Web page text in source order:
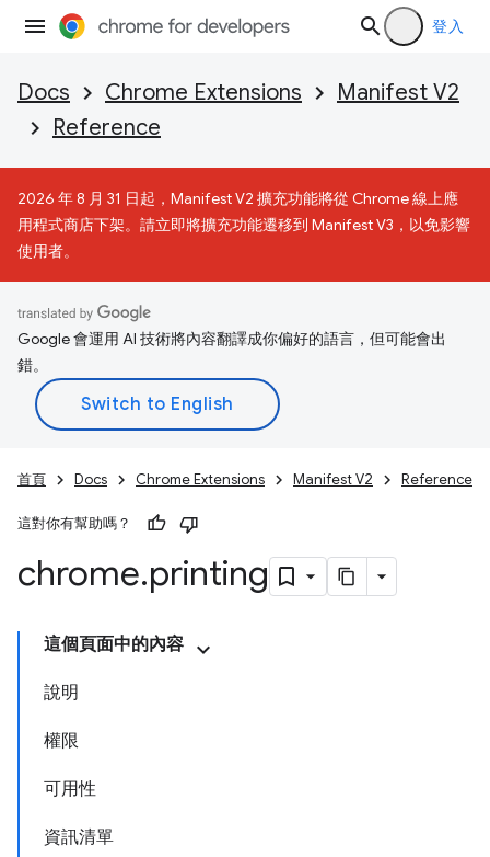
登入
Docs Chrome Extensions
Manifest V2
Reference
2026 年 8 月 31 日起，Manifest V2 擴充功能將從 Chrome 線上應
用程式商店下架。請立即將擴充功能遷移到 Manifest V3，以免影響
使用者。
Google 會運用 AI 技術將內容翻譯成你偏好的語言，但可能會出
錯。
首頁 Docs Chrome Extensions Manifest V2 Reference
這對你有幫助嗎？
chrome.printing
這個頁面中的內容
說明
權限
可用性
資訊清單